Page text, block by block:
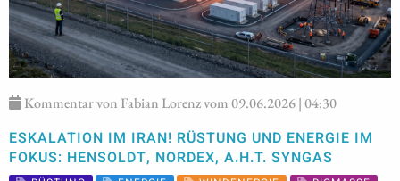
Kommentar von Fabian Lorenz vom 09.06.2026 | 04:30
ESKALATION IM IRAN! RÜSTUNG UND ENERGIE IM
FOKUS: HENSOLDT, NORDEX, A.H.T. SYNGAS